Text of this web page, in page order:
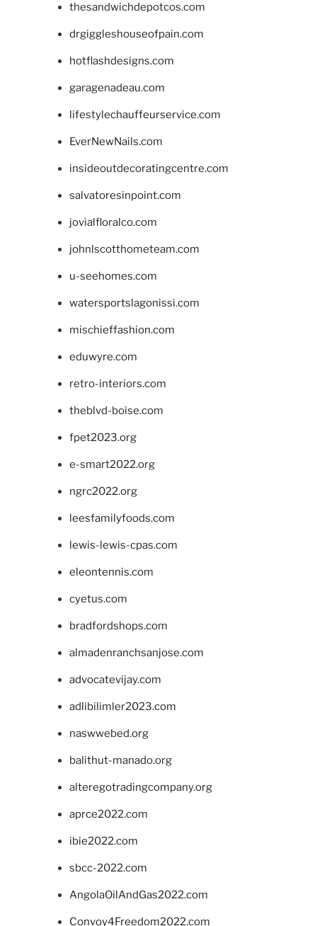
thesandwichdepotcos.com
drgiggleshouseofpain.com
hotflashdesigns.com
garagenadeau.com
lifestylechauffeurservice.com
EverNewNails.com
insideoutdecoratingcentre.com
salvatoresinpoint.com
jovialfloralco.com
johnlscotthometeam.com
u-seehomes.com
watersportslagonissi.com
mischieffashion.com
eduwyre.com
retro-interiors.com
theblvd-boise.com
fpet2023.org
e-smart2022.org
ngrc2022.org
leesfamilyfoods.com
lewis-lewis-cpas.com
eleontennis.com
cyetus.com
bradfordshops.com
almadenranchsanjose.com
advocatevijay.com
adlibilimler2023.com
naswwebed.org
balithut-manado.org
alteregotradingcompany.org
aprce2022.com
ibie2022.com
sbcc-2022.com
AngolaOilAndGas2022.com
Convoy4Freedom2022.com